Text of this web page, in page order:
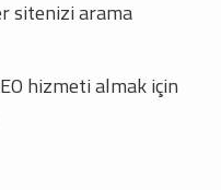
sitenizi arama
hizmeti almak için